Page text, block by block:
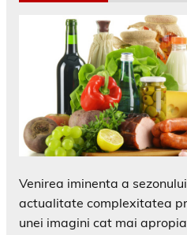
Venirea iminenta a
actualitate complexitatea
unei imagini cat mai